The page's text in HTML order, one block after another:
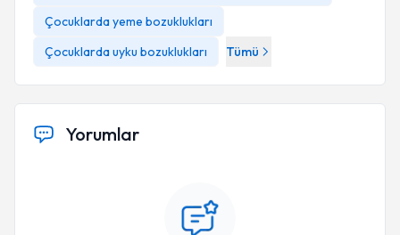
Çocuklarda yeme bozuklukları
Çocuklarda uyku bozuklukları
Tümü
Yorumlar